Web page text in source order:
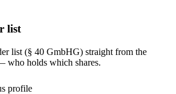
list
list (§ 40 GmbHG) straight from the
who holds which shares.
profile